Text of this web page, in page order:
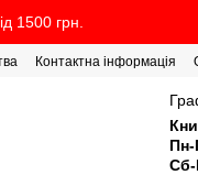
1500 грн.
Контактна інформація
Пн-